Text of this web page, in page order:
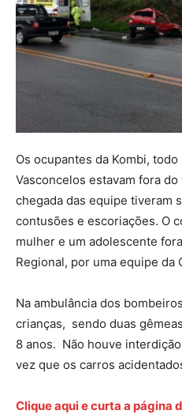
Os ocupantes da Kombi,
Vasconcelos estavam fora
chegada das equipe tiveram
contusões e escoriações. O
mulher e um adolescente
Regional, por uma equipe da
Na ambulância dos
crianças, sendo duas
8 anos. Não houve
vez que os carros
Clique aqui e curta a página